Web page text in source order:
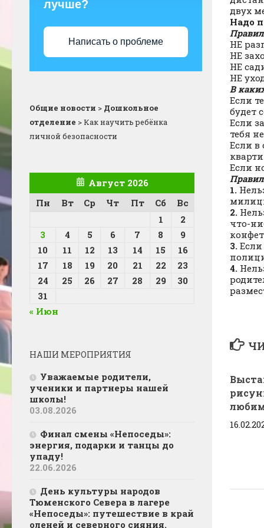
двух
Надо
НЕ
НЕ
НЕ
НЕ
В
Если
будет
Если
тебя
Если в
Если
1.
2.
что-
3.
4.
лучше?
Написать о проблеме
Общие новости > Дошкольное
отделение >Как научить ребёнка
личной безопасности
Август 2026
Пн
Вт Ср Чт Пт Сб
Вс
1
2
3
4 5 6 7 8
9
10
11 12 13 14 15
16
17
18 19 20 21 22
23
24
25 26 27 28 29
30
31
« Июн
НАШИ МЕРОПРИЯТИЯ
Уважаемые родители,
ученики и партнеры нашей
школы!
03.08.2026
Финал смены «Непоседы»:
энергия, подарки и танцы до
упаду!
22.06.2026
День культуры народов
Тюменского Севера в лагере
«Непоседы»: путешествие в край
оленей и северного сияния.